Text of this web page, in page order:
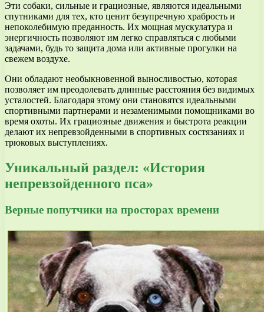
Эти собаки, сильные и грациозные, являются идеальными
спутниками для тех, кто ценит безупречную храбрость и
непоколебимую преданность. Их мощная мускулатура и
энергичность позволяют им легко справляться с любыми
задачами, будь то защита дома или активные прогулки на
свежем воздухе.
Они обладают необыкновенной выносливостью, которая
позволяет им преодолевать длинные расстояния без видимых
усталостей. Благодаря этому они становятся идеальными
спортивными партнерами и незаменимыми помощниками во
время охоты. Их грациозные движения и быстрота реакции
делают их непревзойденными в спортивных состязаниях и
трюковых выступлениях.
Уникальный раздел: «История
непревзойденного пса»
Верные попутчики на просторах времени